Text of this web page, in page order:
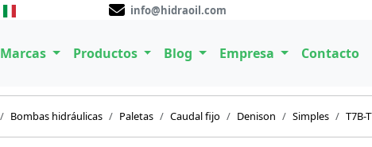
info@hidraoil.com
Marcas Productos Blog Empresa Contacto
Bombas hidráulicas Paletas Caudal fijo Denison Simples T7B-